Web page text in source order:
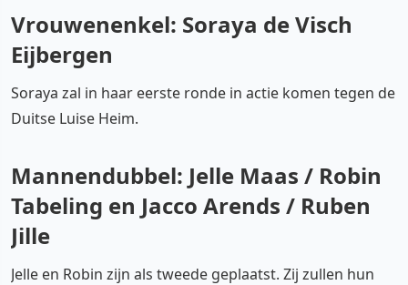
Vrouwenenkel: Soraya de Visch
Eijbergen
Soraya zal in haar eerste ronde in actie komen tegen de
Duitse Luise Heim.
Mannendubbel: Jelle Maas / Robin
Tabeling en Jacco Arends / Ruben
Jille
Jelle en Robin zijn als tweede geplaatst. Zij zullen hun